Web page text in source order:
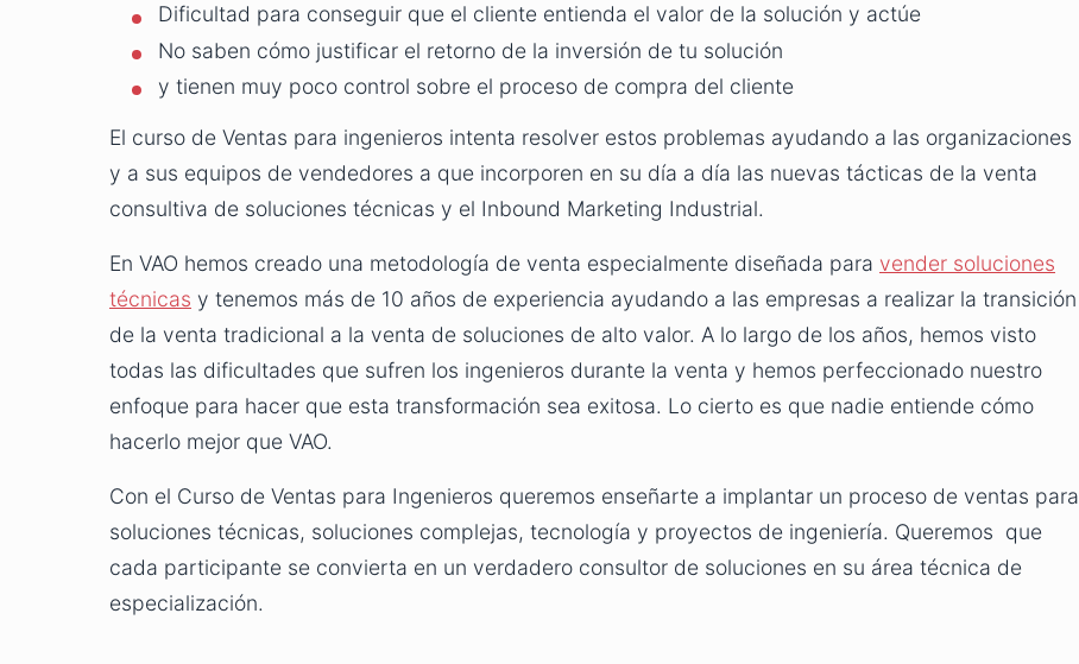
Dificultad para conseguir que el cliente entienda el valor de la solución y actúe
No saben cómo justificar el retorno de la inversión de tu solución
y tienen muy poco control sobre el proceso de compra del cliente
El curso de Ventas para ingenieros intenta resolver estos problemas ayudando a las organizaciones
y a sus equipos de vendedores a que incorporen en su día a día las nuevas tácticas de la venta
consultiva de soluciones técnicas y el Inbound Marketing Industrial.
En VAO hemos creado una metodología de venta especialmente diseñada para vender soluciones
técnicas y tenemos más de 10 años de experiencia ayudando a las empresas a realizar la transición
de la venta tradicional a la venta de soluciones de alto valor. A lo largo de los años, hemos visto
todas las dificultades que sufren los ingenieros durante la venta y hemos perfeccionado nuestro
enfoque para hacer que esta transformación sea exitosa. Lo cierto es que nadie entiende cómo
hacerlo mejor que VAO.
Con el Curso de Ventas para Ingenieros queremos enseñarte a implantar un proceso de ventas para
soluciones técnicas, soluciones complejas, tecnología y proyectos de ingeniería. Queremos que
cada participante se convierta en un verdadero consultor de soluciones en su área técnica de
especialización.